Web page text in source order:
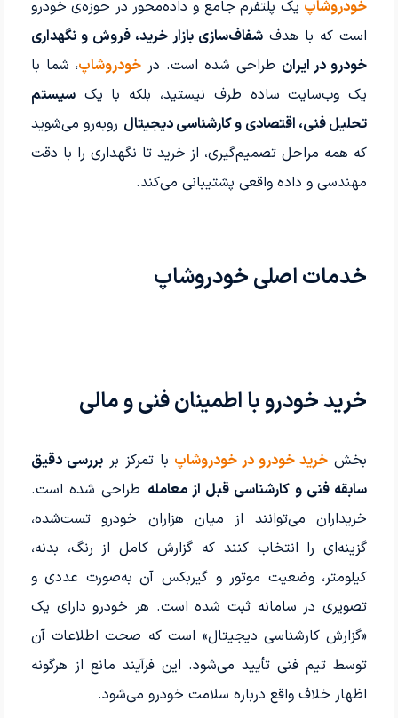
خودروشاپ یک پلتفرم جامع و داده‌محور در حوزه‌ی خودرو
است که با هدف شفاف‌سازی بازار خرید، فروش و نگهداری
خودرو در ایران طراحی شده است. در خودروشاپ، شما با
یک وب‌سایت ساده طرف نیستید، بلکه با یکسیستم
تحلیل فنی، اقتصادی و کارشناسی دیجیتال روبه‌رو می‌شوید
که همه مراحل تصمیم‌گیری، از خرید تا نگهداری را با دقت
مهندسی و داده واقعی پشتیبانی می‌کند.
خدمات اصلی خودروشاپ
خرید خودرو با اطمینان فنی و مالی
بخش خرید خودرو در خودروشاپ با تمرکز بربررسی دقیق
سابقه فنی و کارشناسی قبل از معامله طراحی شده است.
خریداران می‌توانند از میان هزاران خودرو تست‌شده،
گزینه‌ای را انتخاب کنند که گزارش کامل از رنگ، بدنه،
کیلومتر، وضعیت موتور و گیربکس آن به‌صورت عددی و
تصویری در سامانه ثبت شده است. هر خودرو دارای یک
«گزارش کارشناسی دیجیتال» است که صحت اطلاعات آن
توسط تیم فنی تأیید می‌شود. این فرآیند مانع از هرگونه
اظهار خلاف واقع درباره سلامت خودرو می‌شود.